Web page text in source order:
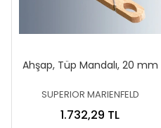
Ahşap, Tüp Mandalı, 20 mm
SUPERIOR MARIENFELD
1.732,29 TL